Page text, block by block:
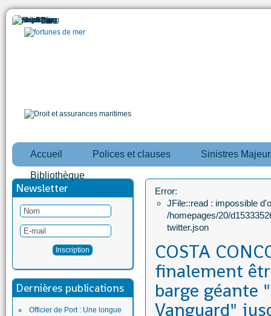
Accueil Polices et clauses Sinistres
Bibliothèque
Newsletter
Dernières publications
Officier de Port : Une longue
Error:
JFile::read : impossible
/homepages/20/
twitter.json
COSTA
finalement
barge géante
Vanguard"